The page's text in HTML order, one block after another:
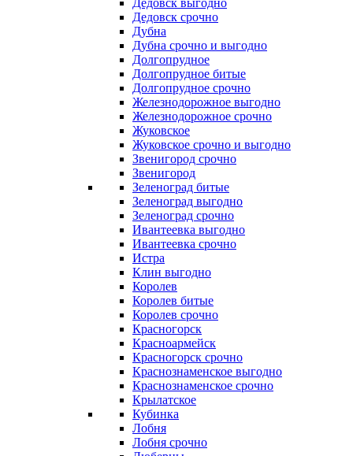
Дедовск выгодно
Дедовск срочно
Дубна
Дубна срочно и выгодно
Долгопрудное
Долгопрудное битые
Долгопрудное срочно
Железнодорожное выгодно
Железнодорожное срочно
Жуковское
Жуковское срочно и выгодно
Звенигород срочно
Звенигород
Зеленоград битые
Зеленоград выгодно
Зеленоград срочно
Ивантеевка выгодно
Ивантеевка срочно
Истра
Клин выгодно
Королев
Королев битые
Королев срочно
Красногорск
Красноармейск
Красногорск срочно
Краснознаменское выгодно
Краснознаменское срочно
Крылатское
Кубинка
Лобня
Лобня срочно